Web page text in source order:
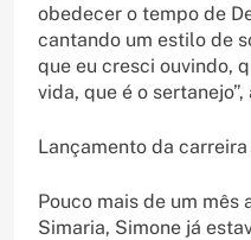
obedecer o tempo de
cantando um estilo de
que eu cresci ouvindo,
vida, que é o sertanejo”,
Lançamento da
Pouco mais de um mês
Simaria, Simone já